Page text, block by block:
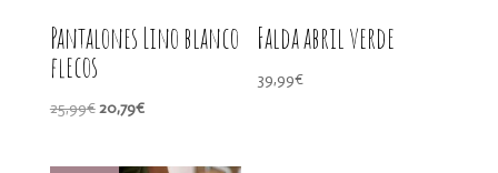
Pantalones Lino blanco
flecos
25,99€ El
20,79€El
Falda abril verde
39,99€